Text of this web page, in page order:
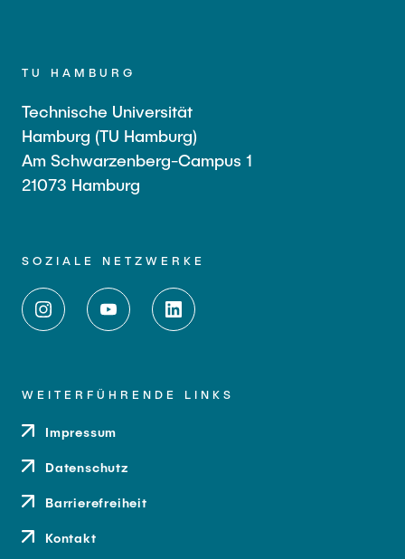
TU HAMBURG
Technische Universität
Hamburg (TU Hamburg)
Am Schwarzenberg-Campus 1
21073 Hamburg
SOZIALE NETZWERKE
WEITERFÜHRENDE LINKS
Impressum
Datenschutz
Barrierefreiheit
Kontakt